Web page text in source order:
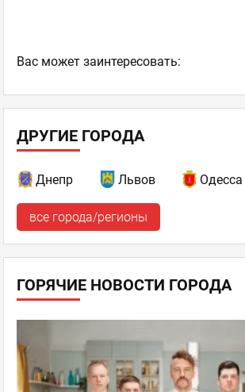
Ваc может заинтересовать:
ДРУГИЕ ГОРОДА
Днепр Львов Одесса
все города/регионы
ГОРЯЧИЕ НОВОСТИ ГОРОДА